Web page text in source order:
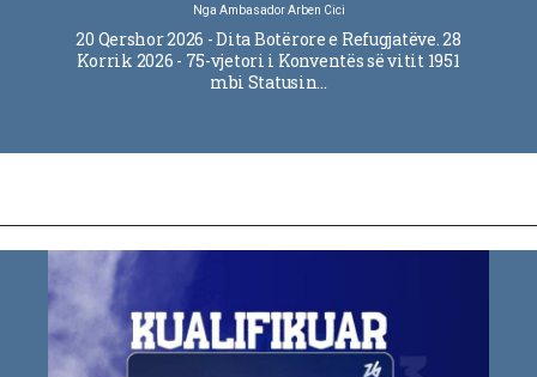
Nga Ambasador Arben Cici
20 Qershor 2026 - Dita Botërore e Refugjatëve. 28
Korrik 2026 - 75-vjetori i Konventës së vitit 1951
mbi Statusin…